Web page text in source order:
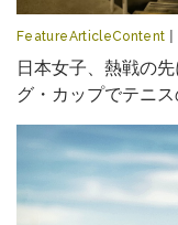
FeatureArticleContent
日本女子、熱戦の
グ・カップでテニス